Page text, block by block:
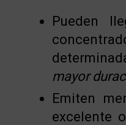
Pueden
mayor
Emiten
excelente